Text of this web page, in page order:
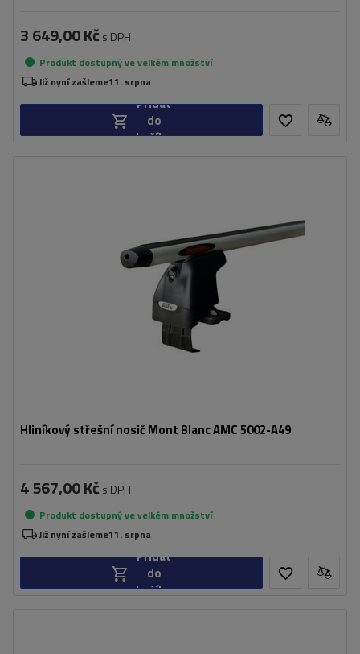
3 649,00 Kč s DPH
Produkt dostupný ve velkém množství
Již nyní zašleme11. srpna
Přidat
do
košíku
Hliníkový střešní nosič Mont Blanc AMC 5002-A49
4 567,00 Kč s DPH
Produkt dostupný ve velkém množství
Již nyní zašleme11. srpna
Přidat
do
košíku